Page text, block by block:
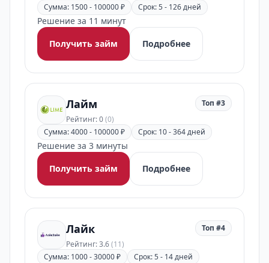
Сумма: 1500 - 100000 ₽ Срок: 5 - 126 дней
Решение за 11 минут
Получить займ
Подробнее
Лайм
Рейтинг: 0(0)
Топ #3
Сумма: 4000 - 100000 ₽ Срок: 10 - 364 дней
Решение за 3 минуты
Получить займ
Подробнее
Лайк
Рейтинг: 3.6(11)
Топ #4
Сумма: 1000 - 30000 ₽ Срок: 5 - 14 дней